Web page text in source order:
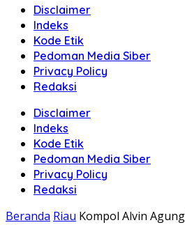
Disclaimer
Indeks
Kode Etik
Pedoman Media Siber
Privacy Policy
Redaksi
Disclaimer
Indeks
Kode Etik
Pedoman Media Siber
Privacy Policy
Redaksi
Beranda Riau Kompol Alvin